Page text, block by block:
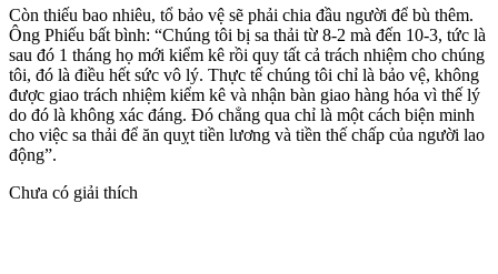
Còn thiếu bao nhiêu, tổ bảo vệ sẽ phải chia đầu người để bù thêm.
Ông Phiếu bất bình: “Chúng tôi bị sa thải từ 8-2 mà đến 10-3, tức là
sau đó 1 tháng họ mới kiểm kê rồi quy tất cả trách nhiệm cho chúng
tôi, đó là điều hết sức vô lý. Thực tế chúng tôi chỉ là bảo vệ, không
được giao trách nhiệm kiểm kê và nhận bàn giao hàng hóa vì thế lý
do đó là không xác đáng. Đó chẳng qua chỉ là một cách biện minh
cho việc sa thải để ăn quỵt tiền lương và tiền thế chấp của người lao
động”.
Chưa có giải thích